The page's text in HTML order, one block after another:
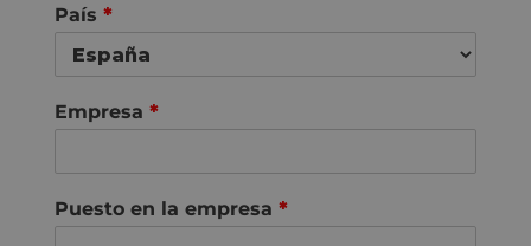
País *
Empresa *
Puesto en la empresa *